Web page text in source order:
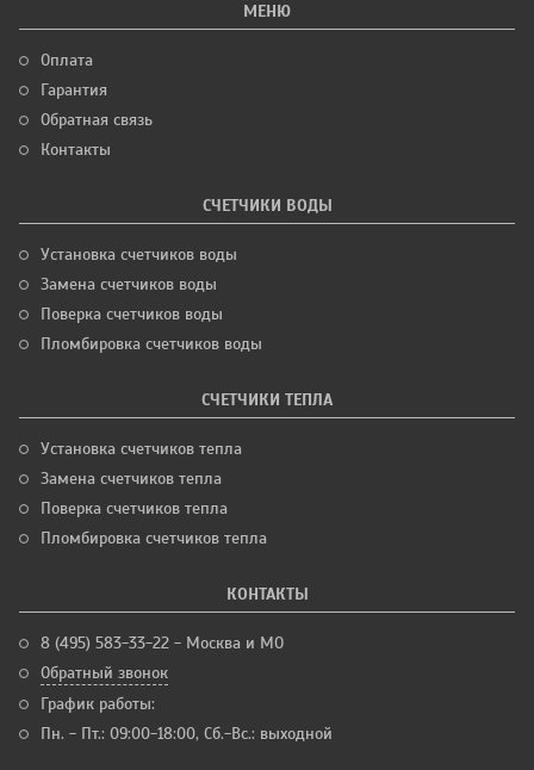
МЕНЮ
Оплата
Гарантия
Обратная связь
Контакты
СЧЕТЧИКИ ВОДЫ
Установка счетчиков воды
Замена счетчиков воды
Поверка счетчиков воды
Пломбировка счетчиков воды
СЧЕТЧИКИ ТЕПЛА
Установка счетчиков тепла
Замена счетчиков тепла
Поверка счетчиков тепла
Пломбировка счетчиков тепла
КОНТАКТЫ
8 (495) 583-33-22 - Москва и МО
Обратный звонок
График работы:
Пн. - Пт.: 09:00-18:00, Сб.-Вс.: выходной